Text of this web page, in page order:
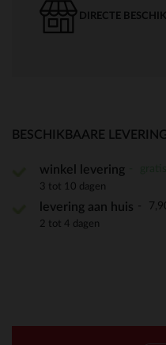
DIRECTE
BESCHIKBAARE
winkel levering
3 tot 10 dagen
levering aan huis
2 tot 4 dagen